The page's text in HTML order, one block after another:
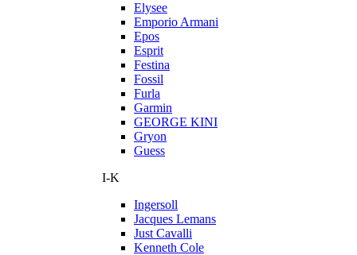
Elysee
Emporio Armani
Epos
Esprit
Festina
Fossil
Furla
Garmin
GEORGE KINI
Gryon
Guess
I-K
Ingersoll
Jacques Lemans
Just Cavalli
Kenneth Cole